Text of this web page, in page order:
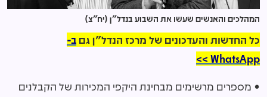
המהלכים והאנשים שעשו את השבוע בנדל"ן (יח"צ)
כל החדשות והעדכונים של מרכז הנדל"ן גם ב-
WhatsApp >>
• מספרים מרשימים מבחינת היקפי המכירות של הקבלנים